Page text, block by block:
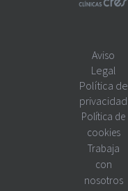
Aviso
Legal
Política de
privacidad
Política de
cookies
Trabaja
con
nosotros